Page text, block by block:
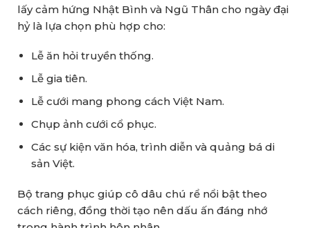
lấy cảm hứng Nhật Bình và Ngũ Thân cho ngày đại
hỷ là lựa chọn phù hợp cho:
Lễ ăn hỏi truyền thống.
Lễ gia tiên.
Lễ cưới mang phong cách Việt Nam.
Chụp ảnh cưới cổ phục.
Các sự kiện văn hóa, trình diễn và quảng bá di
sản Việt.
Bộ trang phục giúp cô dâu chú rể nổi bật theo
cách riêng, đồng thời tạo nên dấu ấn đáng nhớ